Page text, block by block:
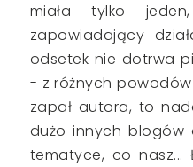
miała tylko
zapowiadający
odsetek nie dotrwa
- z różnych
zapał autora, to
dużo innych blogów
tematyce, co nasz...